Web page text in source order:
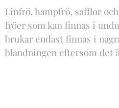
Linfrö, hampfrö, safflor
fröer som kan finnas i
brukar endast finnas i
blandningen eftersom det